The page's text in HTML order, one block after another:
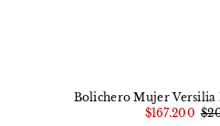
Bolichero Mujer Versilia
$167.200